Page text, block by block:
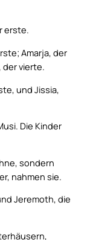
erste.
Amarja, der
der vierte.
und Jissia,
Die Kinder
sondern
nahmen sie.
Jeremoth, die